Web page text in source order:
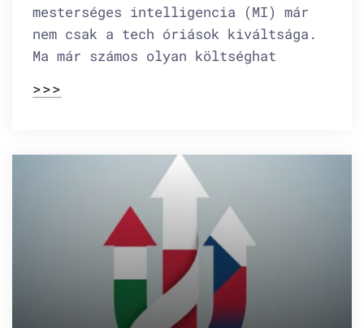
mesterséges intelligencia (MI) már
nem csak a tech óriások kiváltsága.
Ma már számos olyan költséghat
>>>